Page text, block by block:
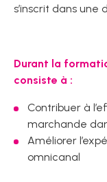
s’inscrit dans
Durant la
consiste à :
Contribuer à
marchande
Améliorer
omnicanal